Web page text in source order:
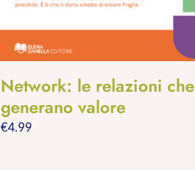
Network: le relazioni che
generano valore
€4.99